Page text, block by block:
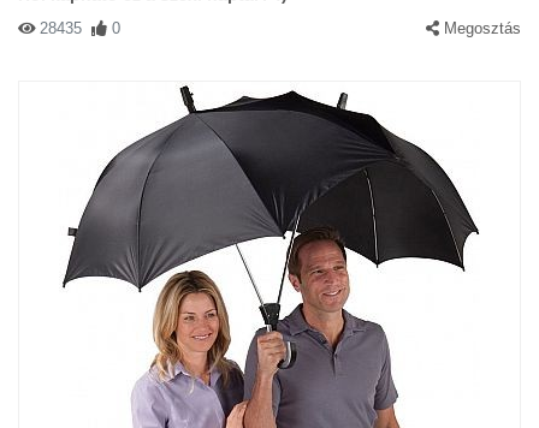
28435 0 Megosztás